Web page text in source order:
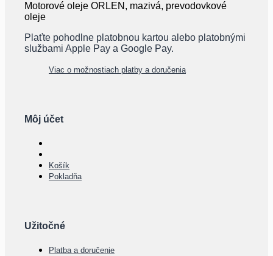
Plaťte pohodlne platobnou kartou alebo platobnými
službami Apple Pay a Google Pay.
Viac o možnostiach platby a doručenia
Môj účet
Košík
Pokladňa
Užitočné
Platba a doručenie